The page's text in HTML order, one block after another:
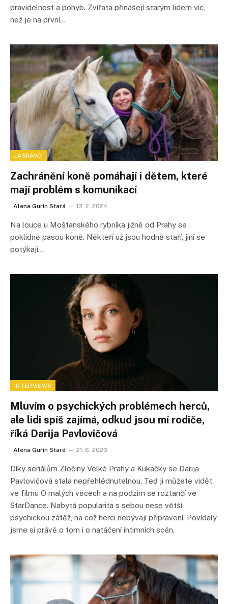
pravidelnost a pohyb. Zvířata přinášejí starým lidem víc,
než je na první…
LASKAVCI
Zachránění koně pomáhají i dětem, které
mají problém s komunikací
Alena Gurin Stará 13. 2. 2024
Na louce u Moštanského rybníka jižně od Prahy se
poklidně pasou koně. Někteří už jsou hodně staří, jiní se
potýkají…
INTERVIEWS
Mluvím o psychických problémech herců,
ale lidi spíš zajímá, odkud jsou mí rodiče,
říká Darija Pavlovičová
Alena Gurin Stará 21. 6. 2023
Díky seriálům Zločiny Velké Prahy a Kukačky se Darija
Pavlovičová stala nepřehlédnutelnou. Teď ji můžete vidět
ve filmu O malých věcech a na podzim se roztančí ve
StarDance. Nabytá popularita s sebou nese větší
psychickou zátěž, na což herci nebývají připravení. Povídaly
jsme si právě o tom i o natáčení intimních scén.